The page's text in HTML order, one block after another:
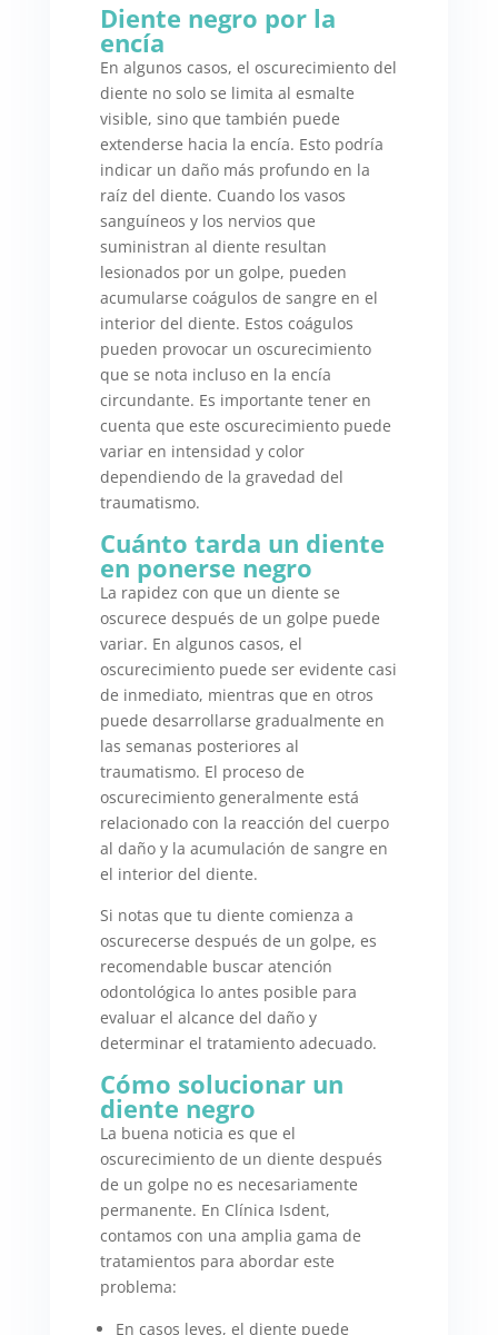
Diente negro por la
encía
En algunos casos, el oscurecimiento del
diente no solo se limita al esmalte
visible, sino que también puede
extenderse hacia la encía. Esto podría
indicar un daño más profundo en la
raíz del diente. Cuando los vasos
sanguíneos y los nervios que
suministran al diente resultan
lesionados por un golpe, pueden
acumularse coágulos de sangre en el
interior del diente. Estos coágulos
pueden provocar un oscurecimiento
que se nota incluso en la encía
circundante. Es importante tener en
cuenta que este oscurecimiento puede
variar en intensidad y color
dependiendo de la gravedad del
traumatismo.
Cuánto tarda un diente
en ponerse negro
La rapidez con que un diente se
oscurece después de un golpe puede
variar. En algunos casos, el
oscurecimiento puede ser evidente casi
de inmediato, mientras que en otros
puede desarrollarse gradualmente en
las semanas posteriores al
traumatismo. El proceso de
oscurecimiento generalmente está
relacionado con la reacción del cuerpo
al daño y la acumulación de sangre en
el interior del diente.
Si notas que tu diente comienza a
oscurecerse después de un golpe, es
recomendable buscar atención
odontológica lo antes posible para
evaluar el alcance del daño y
determinar el tratamiento adecuado.
Cómo solucionar un
diente negro
La buena noticia es que el
oscurecimiento de un diente después
de un golpe no es necesariamente
permanente. En Clínica Isdent,
contamos con una amplia gama de
tratamientos para abordar este
problema:
En casos leves, el diente puede